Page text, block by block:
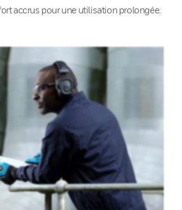
accrus pour une utilisation prolongée.